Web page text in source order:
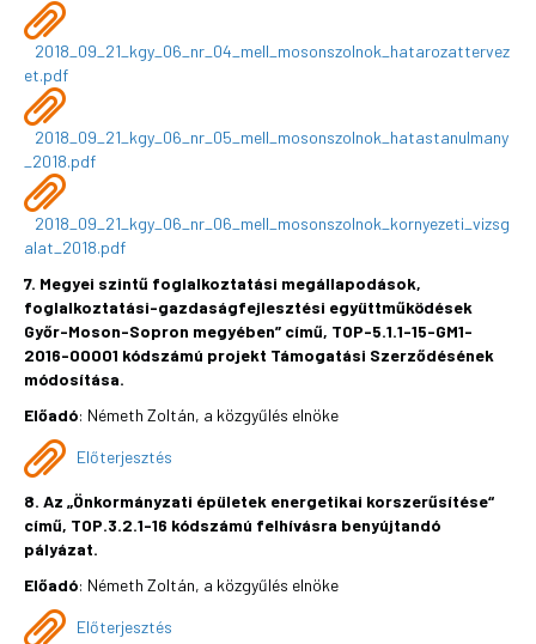
2018_09_21_kgy_06_nr_04_mell_mosonszolnok_hatarozattervez
et.pdf
2018_09_21_kgy_06_nr_05_mell_mosonszolnok_hatastanulmany
_2018.pdf
2018_09_21_kgy_06_nr_06_mell_mosonszolnok_kornyezeti_vizsg
alat_2018.pdf
7. Megyei szintű foglalkoztatási megállapodások,
foglalkoztatási-gazdaságfejlesztési együttműködések
Győr-Moson-Sopron megyében” című, TOP-5.1.1-15-GM1-
2016-00001 kódszámú projekt Támogatási Szerződésének
módosítása.
Előadó: Németh Zoltán, a közgyűlés elnöke
Előterjesztés
8. Az „Önkormányzati épületek energetikai korszerűsítése“
című, TOP.3.2.1-16 kódszámú felhívásra benyújtandó
pályázat.
Előadó: Németh Zoltán, a közgyűlés elnöke
Előterjesztés